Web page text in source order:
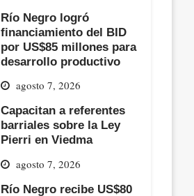
Río Negro logró
financiamiento del BID
por US$85 millones para
desarrollo productivo
agosto 7, 2026
Capacitan a referentes
barriales sobre la Ley
Pierri en Viedma
agosto 7, 2026
Río Negro recibe US$80